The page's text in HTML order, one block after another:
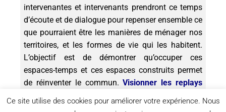
intervenantes et intervenants prendront ce temps
d’écoute et de dialogue pour repenser ensemble ce
que pourraient être les manières de ménager nos
territoires, et les formes de vie qui les habitent.
L’objectif est de démontrer qu’occuper ces
espaces-temps et ces espaces construits permet
de réinventer le commun.Visionner les replays
des séances passées
Ce site utilise des cookies pour améliorer votre expérience. Nous